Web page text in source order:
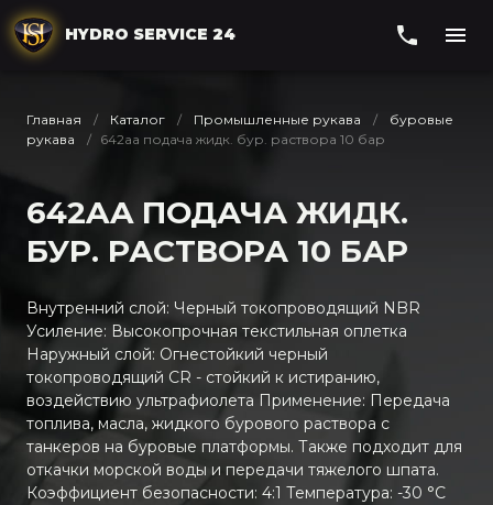
HYDRO SERVICE 24
Главная Каталог Промышленные рукава
буровые
рукава
642aa подача жидк. бур. раствора 10 бар
642AA ПОДАЧА ЖИДК.
БУР. РАСТВОРА 10 БАР
Внутренний слой: Черный токопроводящий NBR
Усиление: Высокопрочная текстильная оплетка
Наружный слой: Огнестойкий черный
токопроводящий CR - стойкий к истиранию,
воздействию ультрафиолета Применение: Передача
топлива, масла, жидкого бурового раствора с
танкеров на буровые платформы. Также подходит для
откачки морской воды и передачи тяжелого шпата.
Коэффициент безопасности: 4:1 Температура: -30 °C